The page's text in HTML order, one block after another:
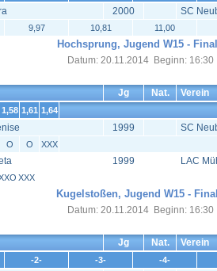
2000 SC
9,97 10,81 11,00
Hochsprung, Jugend W15 -
Datum: 20.11.2014 Beginn: 16:30
Jg Nat. Verein
1,58 1,61 1,64
1999 SC
O O XXX
1999 LAC
XXX
Kugelstoßen, Jugend W15 -
Datum: 20.11.2014 Beginn: 16:30
Jg Nat. Verein
-2- -3- -4-